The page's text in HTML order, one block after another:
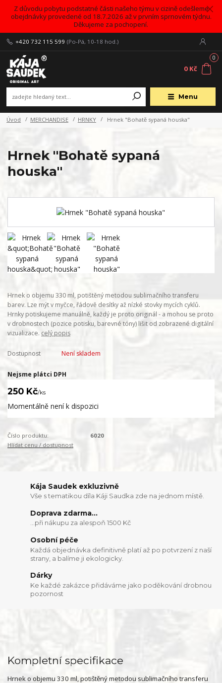
Z důvodu pobytu podstatné části našeho týmu v cizině odešleme
obejdnávky provedené od 18.7.2026 až v prvním sprnovém týdnu.
Děkujeme za pochopení.
Menu
+420 732 115 599 (Po-Pá, 10-18 hod.)
0
0 Kč
Úvod MERCHANDISE HRNKY Hrnek "Bohatě sypaná houska"
Hrnek "Bohatě sypaná
houska"
Hrnek o objemu 330 ml, potištěný metodou sublimačního transferu
barev. Lze mýt v myčce, řádově desítky až nízké stovky mycích cyklů.
Hrnky potiskujeme manuálně, každý je proto originál - a mohou se proto
v drobnostech (pozice potisku, barevné tóny) lišit od zobrazené digitální
vizualizace. celý popis
Dostupnost Není skladem
Nejsme plátci DPH
250 Kč/ks
Momentálně není k dispozici
Číslo produktu:
6020
Hlídat cenu / dostupnost
Kája Saudek exkluzivně
Vše s tematikou díla Káji Saudka zde na jednom místě.
Doprava zdarma...
...při nákupu za alespoň 1500 Kč
Osobní péče
Každá objednávka definitivně platí až po potvrzení z naší
strany, a balíme ji ekologicky.
Dárky
Ke každé zakázce přidáváme jako poděkování drobnou
pozornost
Kompletní specifikace
Hrnek o objemu 330 ml, potištěný metodou sublimačního transferu